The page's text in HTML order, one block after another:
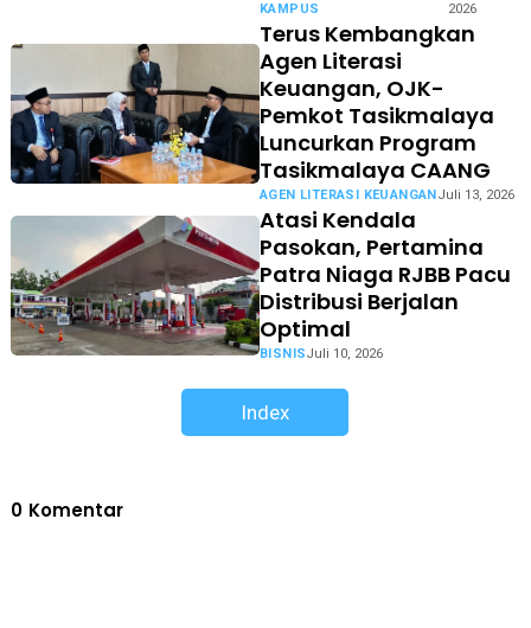
KAMPUS
2026
Terus Kembangkan
Agen Literasi
Keuangan, OJK-
Pemkot Tasikmalaya
Luncurkan Program
Tasikmalaya CAANG
AGEN LITERASI KEUANGAN Juli 13, 2026
Atasi Kendala
Pasokan, Pertamina
Patra Niaga RJBB Pacu
Distribusi Berjalan
Optimal
BISNISJuli 10, 2026
Index
0 Komentar